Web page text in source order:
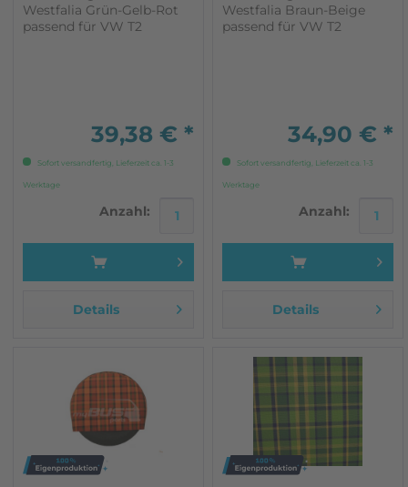
Westfalia Grün-Gelb-Rot
passend für VW T2
39,38 € *
Sofort versandfertig, Lieferzeit ca. 1-3
Werktage
Anzahl:
Details
Westfalia Braun-Beige
passend für VW T2
34,90 € *
Sofort versandfertig, Lieferzeit ca. 1-3
Werktage
Anzahl:
Details